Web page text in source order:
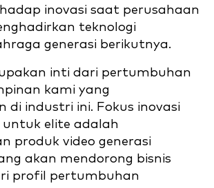
inovasi saat perusahaan
teknologi
generasi berikutnya.
inti dari pertumbuhan
kami yang
di industri ini. Fokus inovasi
untuk elite adalah
produk video generasi
akan mendorong bisnis
profil pertumbuhan